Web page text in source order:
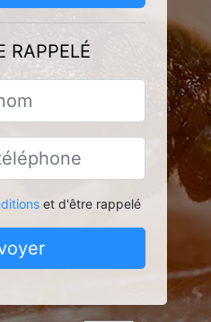
RAPPELÉ
et d'être rappelé